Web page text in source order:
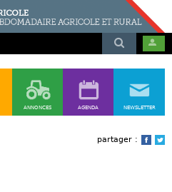
ANNONCES AGENDA NEWSLETTER
partager :